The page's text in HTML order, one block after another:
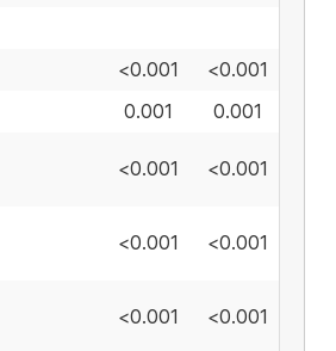
<0.001
<0.001
0.001
0.001
<0.001 <0.001
<0.001 <0.001
<0.001 <0.001